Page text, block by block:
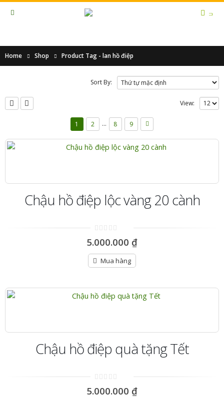
Home Shop Product Tag - lan hồ điệp
Sort By:
View:
1 2 … 8 9
Chậu hồ điệp lộc vàng 20 cành
0
out
5
5.000.000 ₫
Mua hàng
Chậu hồ điệp quà tặng Tết
0
out
5.000.000 ₫